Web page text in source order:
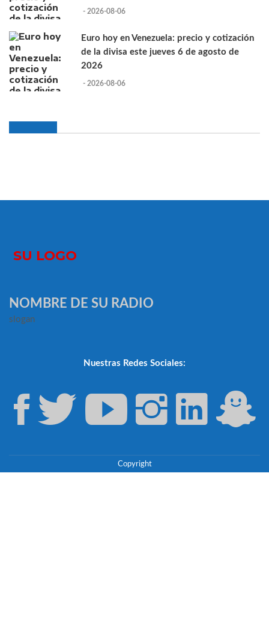
- 2026-08-06
Euro hoy en Venezuela: precio y cotización
de la divisa este jueves 6 de agosto de
2026
- 2026-08-06
NOMBRE DE SU RADIO
slogan
Nuestras Redes Sociales:
Copyright